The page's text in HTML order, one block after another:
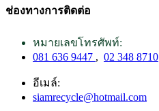
ช่องทางการติดต่อ
หมายเลขโทรศัพท์:
081 636 9447 , 02 348 8710
อีเมล์:
siamrecycle@hotmail.com